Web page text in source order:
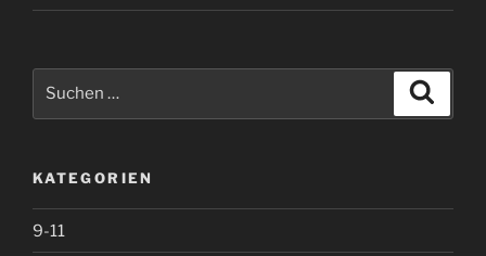
KATEGORIEN
9-11